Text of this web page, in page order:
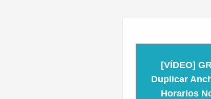
[VÍDEO]
Duplicar
Horarios